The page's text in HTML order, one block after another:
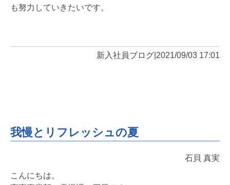
も努力していきたいです。
新入社員ブログ 2021/09/03 17:01
我慢とリフレッシュの夏
石貝 真実
こんにちは。